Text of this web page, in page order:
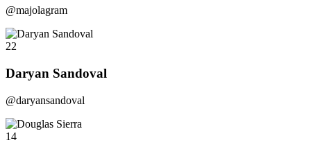
@majolagram
22
Daryan Sandoval
@daryansandoval
14